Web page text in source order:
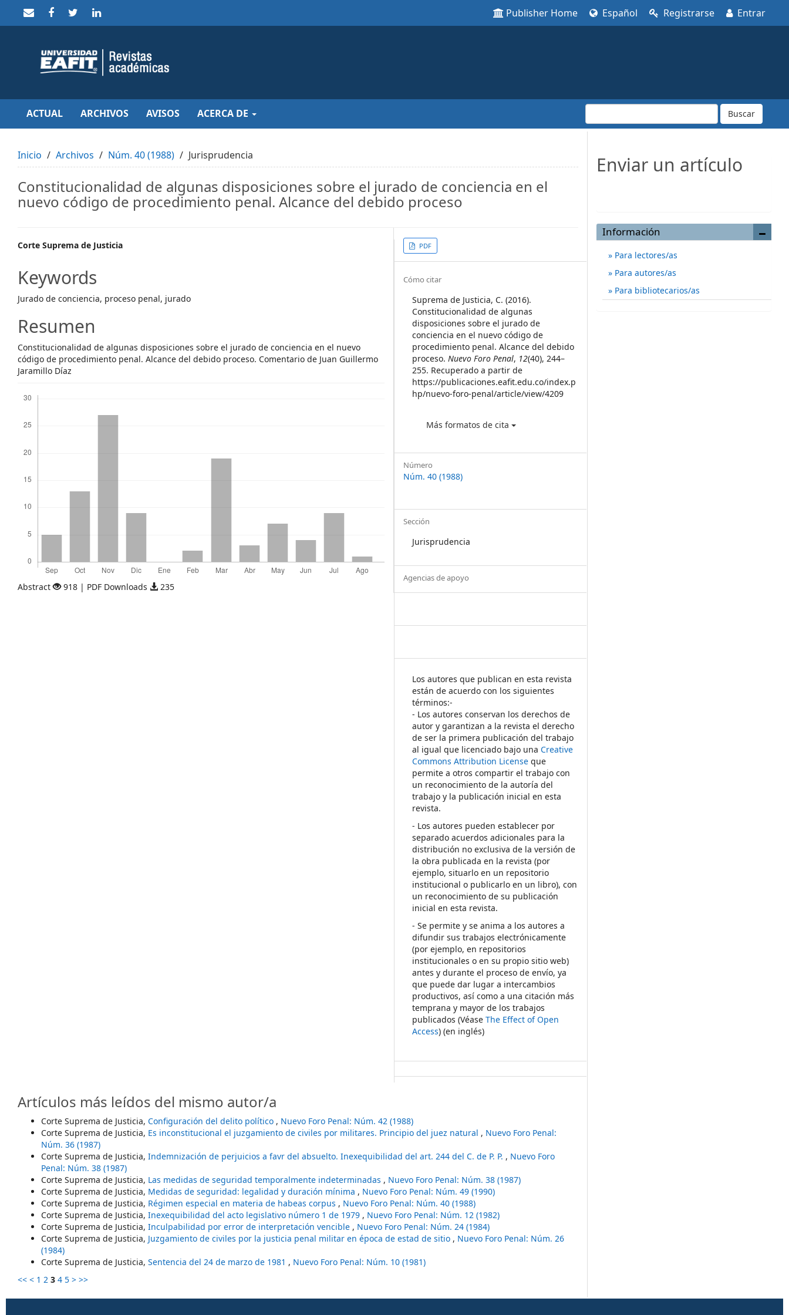
to
Main
Navigation
Content
Sidebar
Publisher Home Español Registrarse Entrar
ACTUAL ARCHIVOS AVISOS ACERCA DE Buscar
Inicio Archivos Núm. 40 (1988) Jurisprudencia
Constitucionalidad de algunas disposiciones sobre el jurado de conciencia en el
nuevo código de procedimiento penal. Alcance del debido proceso
Main
Article
Content
Corte Suprema de Justicia
Keywords
Jurado de conciencia, proceso penal, jurado
Resumen
Constitucionalidad de algunas disposiciones sobre el jurado de conciencia en el nuevo
código de procedimiento penal. Alcance del debido proceso. Comentario de Juan Guillermo
Jaramillo Díaz
Abstract 918 | PDF Downloads 235
Article
Sidebar
PDF
Article
Details
Cómo citar
Suprema de Justicia, C. (2016).
Constitucionalidad de algunas
disposiciones sobre el jurado de
conciencia en el nuevo código de
procedimiento penal. Alcance del debido
proceso.Nuevo Foro Penal, 12(40), 244–
255. Recuperado a partir de
https://publicaciones.eafit.edu.co/index.p
hp/nuevo-foro-penal/article/view/4209
Más formatos de cita
Número
Núm. 40 (1988)
Sección
Jurisprudencia
Agencias de apoyo
Los autores que publican en esta revista
están de acuerdo con los siguientes
términos:-
- Los autores conservan los derechos de
autor y garantizan a la revista el derecho
de ser la primera publicación del trabajo
al igual que licenciado bajo unaCreative
Commons Attribution License que
permite a otros compartir el trabajo con
un reconocimiento de la autoría del
trabajo y la publicación inicial en esta
revista.
- Los autores pueden establecer por
separado acuerdos adicionales para la
distribución no exclusiva de la versión de
la obra publicada en la revista (por
ejemplo, situarlo en un repositorio
institucional o publicarlo en un libro), con
un reconocimiento de su publicación
inicial en esta revista.
- Se permite y se anima a los autores a
difundir sus trabajos electrónicamente
(por ejemplo, en repositorios
institucionales o en su propio sitio web)
antes y durante el proceso de envío, ya
que puede dar lugar a intercambios
productivos, así como a una citación más
temprana y mayor de los trabajos
publicados (VéaseThe Effect of Open
Access) (en inglés)
Artículos más leídos del mismo autor/a
Corte Suprema de Justicia, Configuración del delito político , Nuevo Foro Penal: Núm. 42 (1988)
Corte Suprema de Justicia, Es inconstitucional el juzgamiento de civiles por militares. Principio del juez natural , Nuevo Foro Penal:
Núm. 36 (1987)
Corte Suprema de Justicia, Indemnización de perjuicios a favr del absuelto. Inexequibilidad del art. 244 del C. de P. P. , Nuevo Foro
Penal: Núm. 38 (1987)
Corte Suprema de Justicia, Las medidas de seguridad temporalmente indeterminadas , Nuevo Foro Penal: Núm. 38 (1987)
Corte Suprema de Justicia, Medidas de seguridad: legalidad y duración mínima , Nuevo Foro Penal: Núm. 49 (1990)
Corte Suprema de Justicia, Régimen especial en materia de habeas corpus , Nuevo Foro Penal: Núm. 40 (1988)
Corte Suprema de Justicia, Inexequibilidad del acto legislativo número 1 de 1979 , Nuevo Foro Penal: Núm. 12 (1982)
Corte Suprema de Justicia, Inculpabilidad por error de interpretación vencible , Nuevo Foro Penal: Núm. 24 (1984)
Corte Suprema de Justicia, Juzgamiento de civiles por la justicia penal militar en época de estad de sitio , Nuevo Foro Penal: Núm. 26
(1984)
Corte Suprema de Justicia, Sentencia del 24 de marzo de 1981 , Nuevo Foro Penal: Núm. 10 (1981)
<< < 1 2 3 4 5 > >>
Enviar un artículo
Información
Para lectores/as
Para autores/as
Para bibliotecarios/as